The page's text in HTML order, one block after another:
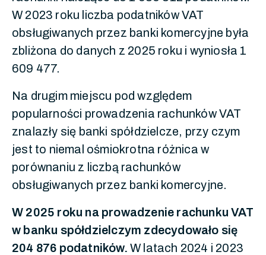
W 2023 roku liczba podatników VAT
obsługiwanych przez banki komercyjne była
zbliżona do danych z 2025 roku i wyniosła 1
609 477.
Na drugim miejscu pod względem
popularności prowadzenia rachunków VAT
znalazły się banki spółdzielcze, przy czym
jest to niemal ośmiokrotna różnica w
porównaniu z liczbą rachunków
obsługiwanych przez banki komercyjne.
W 2025 roku na prowadzenie rachunku VAT
w banku spółdzielczym zdecydowało się
204 876 podatników. W latach 2024 i 2023